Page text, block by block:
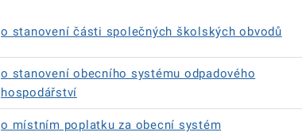
o stanovení části společných školských obvodů
o stanovení obecního systému odpadového
hospodářství
o místním poplatku za obecní systém